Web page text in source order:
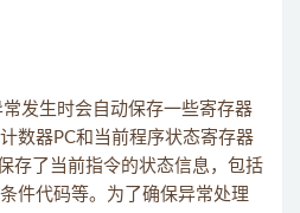
发生时会自动保存一些寄存器
数器PC和当前程序状态寄存器
存了当前指令的状态信息，包括
件代码等。为了确保异常处理